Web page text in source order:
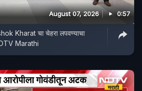
August 07, 2026 0:57
Kharat चा चेहरा लपवण्याचा
Marathi